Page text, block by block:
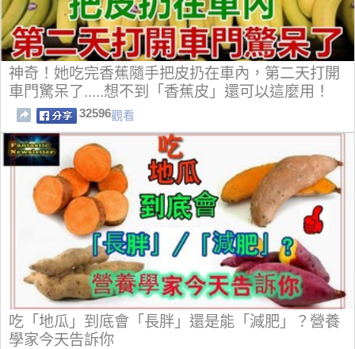
神奇！她吃完香蕉隨手把皮扔在車內，第二天打開
車門驚呆了.....想不到「香蕉皮」還可以這麼用！
32596觀看
吃「地瓜」到底會「長胖」還是能「減肥」？營養
學家今天告訴你